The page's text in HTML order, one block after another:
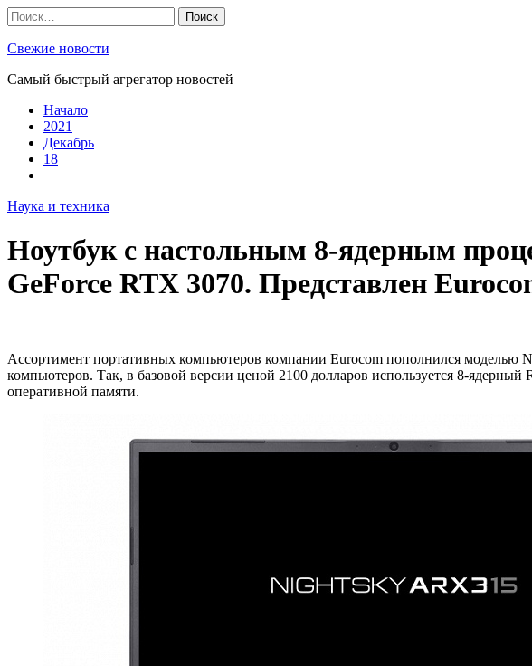
Skip
to
content
Найти:
Свежие новости
Самый быстрый агрегатор новостей
Начало
2021
Декабрь
18
Наука и техника
Ноутбук с настольным 8-ядерным
GeForce RTX 3070. Представлен
Ассортимент портативных компьютеров компании Eurocom пополнился моделью
компьютеров. Так, в базовой версии ценой 2100 долларов используется 8-
оперативной памяти.